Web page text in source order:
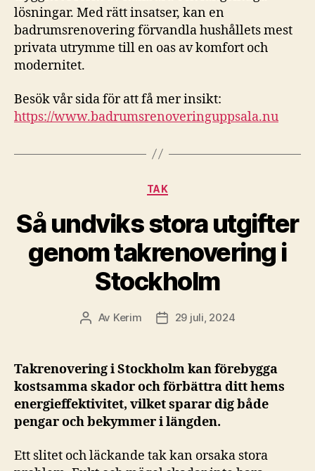
lösningar. Med rätt insatser, kan en
badrumsrenovering förvandla hushållets mest
privata utrymme till en oas av komfort och
modernitet.
Besök vår sida för att få mer insikt:
https://www.badrumsrenoveringuppsala.nu
Kategorier
TAK
Så undviks stora utgifter
genom takrenovering i
Stockholm
Inläggsförfattare
Av Kerim Inläggsdatum
29 juli, 2024
Takrenovering i Stockholm kan förebygga
kostsamma skador och förbättra ditt hems
energieffektivitet, vilket sparar dig både
pengar och bekymmer i längden.
Ett slitet och läckande tak kan orsaka stora